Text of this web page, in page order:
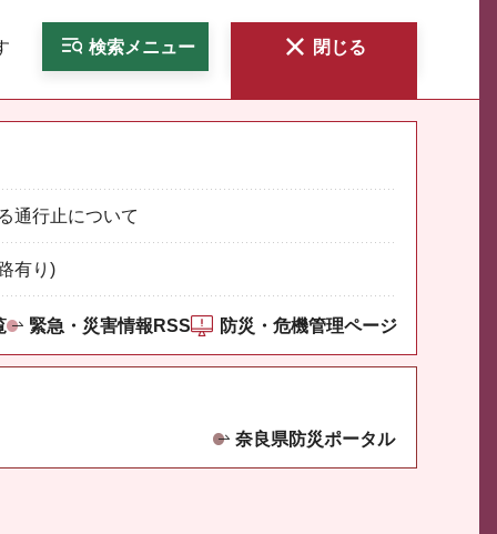
検索メニュー 閉じる
通行止について
有り)
緊急・災害情報RSS 防災・危機管理ページ
奈良県防災ポータル